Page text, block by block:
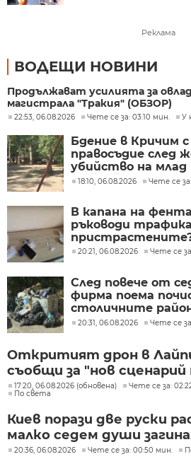
Реклама
ВОДЕЩИ НОВИНИ
Продължават усилията за
магистрала "Тракия" (ОБЗОР)
22:53, 06.08.2026 Чете се за: 03:10 мин. У
Бдение в Кричим
правосъдие след
убийство на
тийнейджъри
18:10, 06.08.2026 Чете се
В капана на
ръководи
20:21, 06.08.2026 Чете се
След повече от
фирма поема
столичните
"Подуяне" и
20:31, 06.08.2026 Чете се
Откритият дрон в
съобщи за "нов сценарий
17:20, 06.08.2026 (обновена)
Чете се за:
По света
Киев порази две руски
малко седем души
20:36, 06.08.2026 Чете се за: 00:50 мин.